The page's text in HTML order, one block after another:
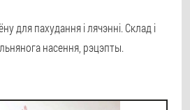
для пахудання і лячэнні. Склад і
насення, рэцэпты.